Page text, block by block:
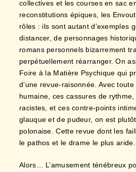
collectives et les courses en sac
reconstitutions épiques, les
rôles : ils sont autant d’exemples
distancer, de personnages
romans personnels bizarrement
perpétuellement réarranger. On
Foire à la Matière Psychique qui
d’une revue-raisonnée. Avec
humaine, ces cassures de
racistes, et ces contre-points
glauque et de pudeur, on est
polonaise. Cette revue dont les
le pathos et le drame le plus aride.
Alors… L’amusement ténébreux